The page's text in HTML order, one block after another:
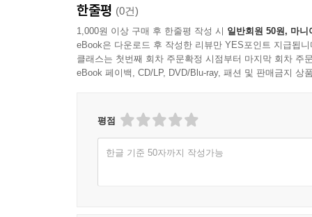
한줄평 (0건)
1,000원 이상 구매 후 한줄평 작성 시 일반회원 50원, 마니
eBook은 다운로드 후 작성한 리뷰만 YES포인트 지급됩니
클래스는 첫번째 회차 주문확정 시점부터 마지막 회차 주
eBook 페이백, CD/LP, DVD/Blu-ray, 패션 및 판매금지 상
평점
한글 기준 50자까지 작성가능